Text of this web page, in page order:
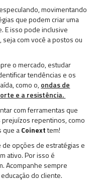
movimentando
que podem criar uma
E isso pode inclusive
com você a postos ou
o mercado, estudar
tendências e os
como o,ondas de
e a resistência.
com ferramentas que
repentinos, como
que aCoinexttem!
opções de estratégias e
ativo. Por isso é
Acompanhe sempre
do cliente.